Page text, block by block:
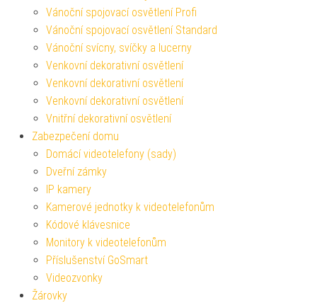
Vánoční spojovací osvětlení Profi
Vánoční spojovací osvětlení Standard
Vánoční svícny, svíčky a lucerny
Venkovní dekorativní osvětlení
Venkovní dekorativní osvětlení
Venkovní dekorativní osvětlení
Vnitřní dekorativní osvětlení
Zabezpečení domu
Domácí videotelefony (sady)
Dveřní zámky
IP kamery
Kamerové jednotky k videotelefonům
Kódové klávesnice
Monitory k videotelefonům
Příslušenství GoSmart
Videozvonky
Žárovky